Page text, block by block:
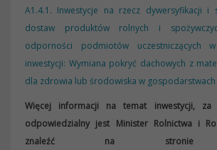
A1.4.1. Inwestycje na rzecz dywersyfikacji i
dostaw produktów rolnych i
odporności podmiotów uczestniczących w
inwestycji: Wymiana pokryć dachowych z
dla zdrowia lub środowiska w gospodarstwach
Więcej informacji na temat inwestycji, za
odpowiedzialny jest Minister Rolnictwa i
znaleźć na stronie